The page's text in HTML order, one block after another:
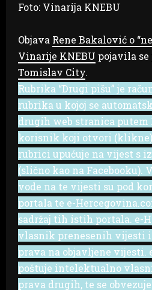
Foto: Vinarija KNEBU
Objava Rene Bakalović o
Vinarije KNEBU pojavila
Tomislav City.
Rubrika “Drugi pišu” je
rubrika u kojoj se
drugih web stranica putem
korisnik koji otvori
rubrici upućuje na vijest s
(slično kao na
vode na te vijesti su pod
portala te e-
sadržaj tih istih portala. e-
vlasnik prenesenih vijesti
prava na objavljene vijesti.
poštuje intelektualno
prava drugih, te se